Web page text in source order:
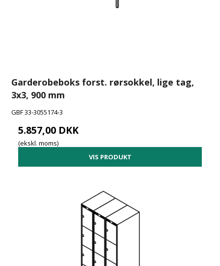
Garderobeboks forst. rørsokkel, lige tag,
3x3, 900 mm
GBF 33-3055174-3
5.857,00 DKK
(ekskl. moms)
VIS PRODUKT